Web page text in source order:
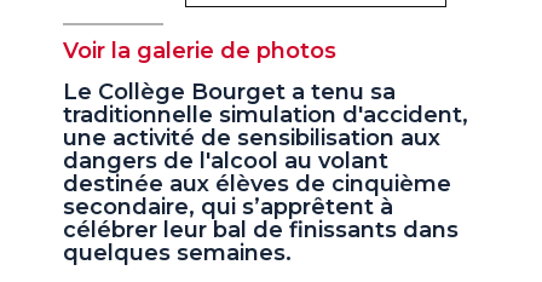
Voir la galerie de photos
Le Collège Bourget a tenu sa
traditionnelle simulation d'accident,
une activité de sensibilisation aux
dangers de l'alcool au volant
destinée aux élèves de cinquième
secondaire, qui s’apprêtent à
célébrer leur bal de finissants dans
quelques semaines.